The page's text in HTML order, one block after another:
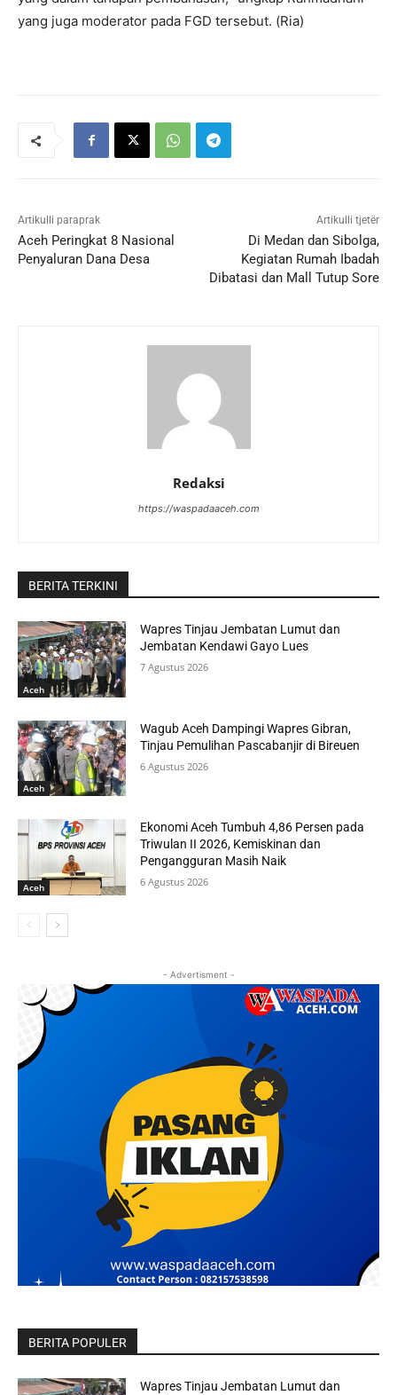
yang juga moderator pada FGD tersebut. (Ria)
Artikulli paraprak
Aceh Peringkat 8 Nasional
Penyaluran Dana Desa
Artikulli tjetër
Di Medan dan Sibolga,
Kegiatan Rumah Ibadah
Dibatasi dan Mall Tutup Sore
Redaksi
https://waspadaaceh.com
BERITA TERKINI
Aceh
Wapres Tinjau Jembatan Lumut dan
Jembatan Kendawi Gayo Lues
7 Agustus 2026
Aceh
Wagub Aceh Dampingi Wapres Gibran,
Tinjau Pemulihan Pascabanjir di Bireuen
6 Agustus 2026
Aceh
Ekonomi Aceh Tumbuh 4,86 Persen pada
Triwulan II 2026, Kemiskinan dan
Pengangguran Masih Naik
6 Agustus 2026
- Advertisment -
BERITA POPULER
Wapres Tinjau Jembatan Lumut dan